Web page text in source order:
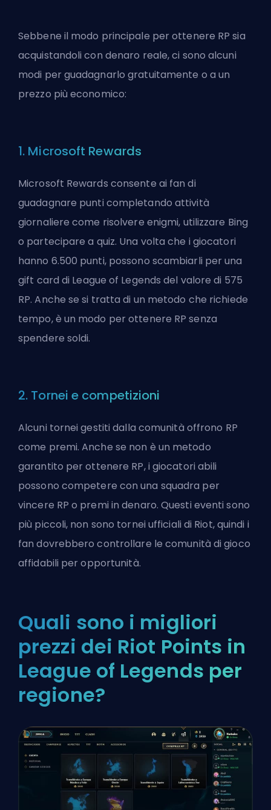
Sebbene il modo principale per ottenere RP sia
acquistandoli con denaro reale, ci sono alcuni
modi per guadagnarlo gratuitamente o a un
prezzo più economico:
1. Microsoft Rewards
Microsoft Rewards consente ai fan di
guadagnare punti completando attività
giornaliere come risolvere enigmi, utilizzare Bing
o partecipare a quiz. Una volta che i giocatori
hanno 6.500 punti, possono scambiarli per una
gift card di League of Legends del valore di 575
RP. Anche se si tratta di un metodo che richiede
tempo, è un modo per ottenere RP senza
spendere soldi.
2. Tornei e competizioni
Alcuni tornei gestiti dalla comunità offrono RP
come premi. Anche se non è un metodo
garantito per ottenere RP, i giocatori abili
possono competere con una squadra per
vincere RP o premi in denaro. Questi eventi sono
più piccoli, non sono tornei ufficiali di Riot, quindi i
fan dovrebbero controllare le comunità di gioco
affidabili per opportunità.
Quali sono i migliori
prezzi dei Riot Points in
League of Legends per
regione?